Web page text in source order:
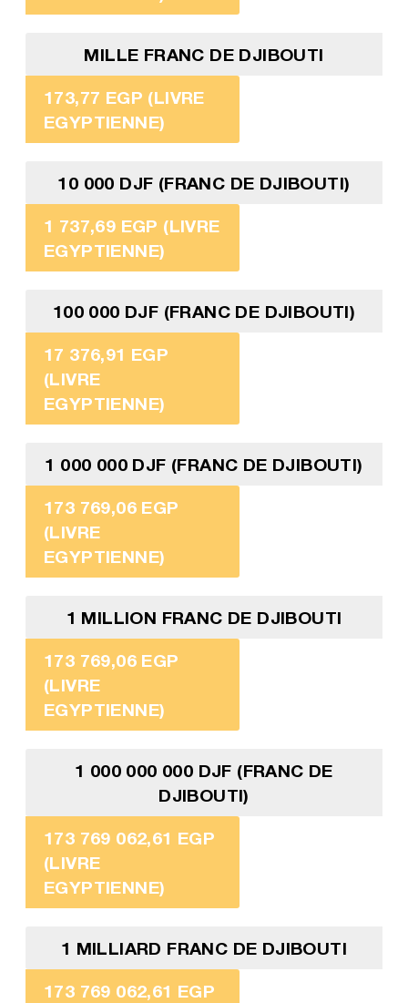
MILLE FRANC DE DJIBOUTI
173,77 EGP (LIVRE
EGYPTIENNE)
10 000 DJF (FRANC DE DJIBOUTI)
1 737,69 EGP (LIVRE
EGYPTIENNE)
100 000 DJF (FRANC DE DJIBOUTI)
17 376,91 EGP
(LIVRE
EGYPTIENNE)
1 000 000 DJF (FRANC DE DJIBOUTI)
173 769,06 EGP
(LIVRE
EGYPTIENNE)
1 MILLION FRANC DE DJIBOUTI
173 769,06 EGP
(LIVRE
EGYPTIENNE)
1 000 000 000 DJF (FRANC DE
DJIBOUTI)
173 769 062,61 EGP
(LIVRE
EGYPTIENNE)
1 MILLIARD FRANC DE DJIBOUTI
173 769 062,61 EGP